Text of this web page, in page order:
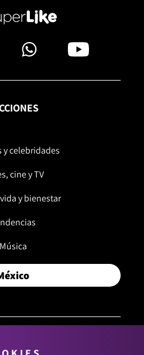
y celebridades
cine y TV
y bienestar
Música